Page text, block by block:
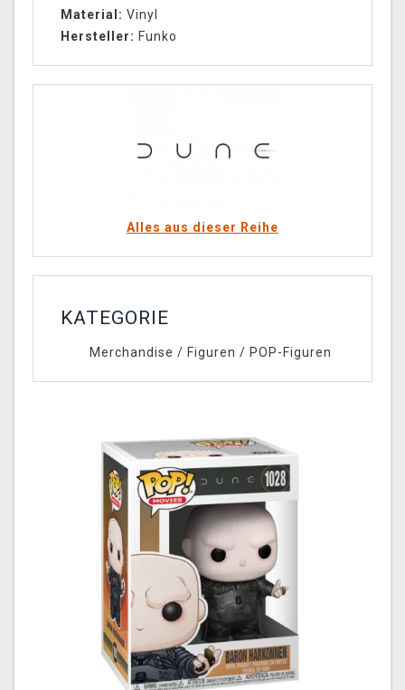
Material: Vinyl
Hersteller: Funko
Alles aus dieser Reihe
KATEGORIE
Merchandise / Figuren / POP-Figuren